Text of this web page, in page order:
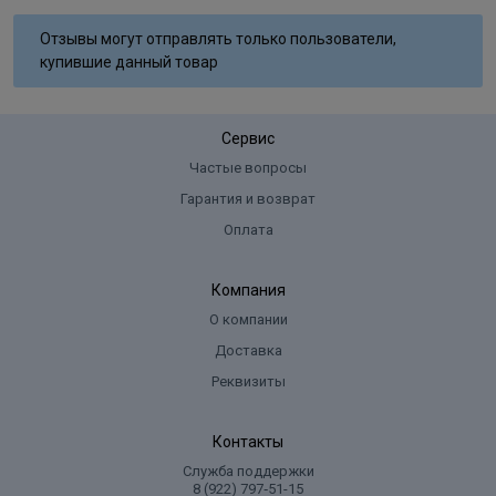
Hydroxide, Sodium Laureth Sulfate, Lanolin Alcohol, Sodium Lauryl
Sulfate, Ammoniumsulfate, Glycol Distearate, Sodium Cocoyl
Chloro-4-Nitrophenol, m-Aminophenol, Tocopherol.
Отзывы могут отправлять только пользователи,
купившие данный товар
Сервис
Частые вопросы
Гарантия и возврат
Оплата
Компания
О компании
Доставка
Реквизиты
Контакты
Служба поддержки
8 (922) 797‑51-15